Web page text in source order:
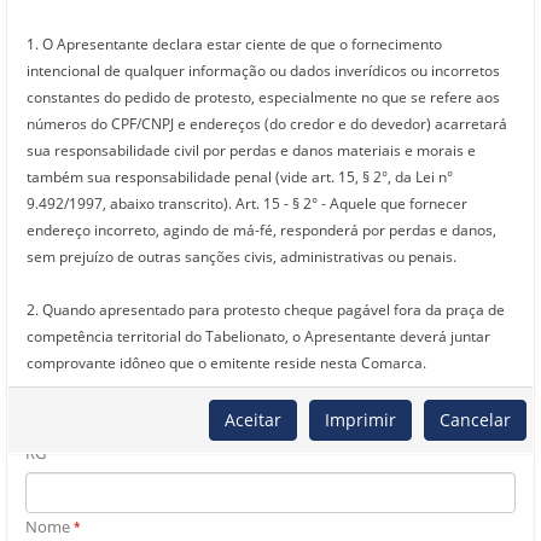
1. O Apresentante declara estar ciente de que o fornecimento
intencional de qualquer informação ou dados inverídicos ou incorretos
constantes do pedido de protesto, especialmente no que se refere aos
números do CPF/CNPJ e endereços (do credor e do devedor) acarretará
sua responsabilidade civil por perdas e danos materiais e morais e
também sua responsabilidade penal (vide art. 15, § 2°, da Lei n°
9.492/1997, abaixo transcrito). Art. 15 - § 2° - Aquele que fornecer
endereço incorreto, agindo de má-fé, responderá por perdas e danos,
sem prejuízo de outras sanções civis, administrativas ou penais.
2. Quando apresentado para protesto cheque pagável fora da praça de
competência territorial do Tabelionato, o Apresentante deverá juntar
comprovante idôneo que o emitente reside nesta Comarca.
3. Tratando-se de cheque emitido há mais de um ano, necessária a
exibição de comprovante de endereço fornecido pelo banco em papel
timbrado e identificação do signatário, facultando-se ao Apresentante o
que o indicado pelo banco está desatualizado. Portanto, constando outro
Aceitar Imprimir Cancelar
Estado*
Selecione um Estado
Cidade*
Devedor(es)
Tipo de documento *
CPF
Número do documento
RG
Nome *